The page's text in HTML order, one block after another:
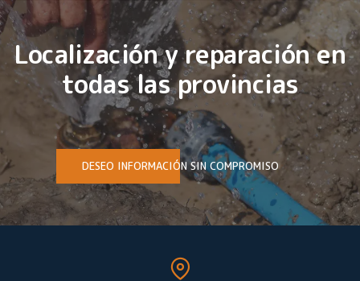
Localización y reparación en
todas las provincias
DESEO INFORMACIÓN SIN COMPROMISO